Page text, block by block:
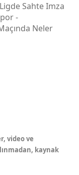
Sahte Imza
-
Neler
video ve
kaynak